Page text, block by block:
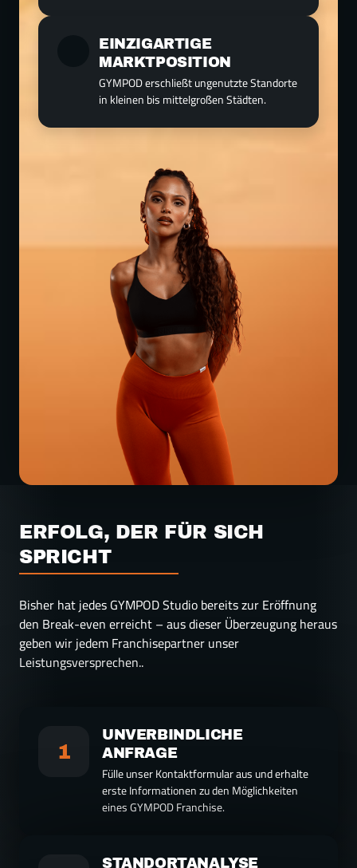
EINZIGARTIGE
MARKTPOSITION
GYMPOD erschließt ungenutzte Standorte
in kleinen bis mittelgroßen Städten.
ERFOLG, DER FÜR SICH
SPRICHT
Bisher hat jedes GYMPOD Studio bereits zur Eröffnung
den Break-even erreicht – aus dieser Überzeugung heraus
geben wir jedem Franchisepartner unser
Leistungsversprechen..
1
UNVERBINDLICHE
ANFRAGE
Fülle unser Kontaktformular aus und erhalte
erste Informationen zu den Möglichkeiten